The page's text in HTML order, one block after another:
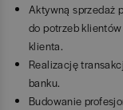
Aktywną sprzedaż
do potrzeb klientów
klienta.
Realizację
banku.
Budowanie